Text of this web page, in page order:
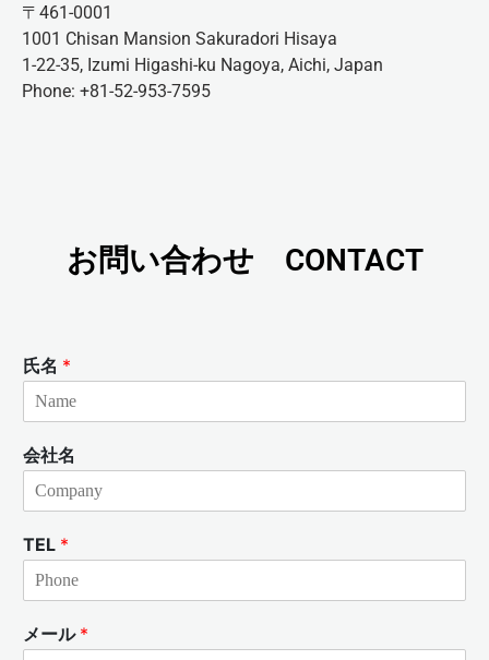
〒461-0001
1001 Chisan Mansion Sakuradori Hisaya
1-22-35, Izumi Higashi-ku Nagoya, Aichi, Japan
Phone: +81-52-953-7595
お問い合わせ CONTACT
氏名 *
会社名
TEL *
メール *